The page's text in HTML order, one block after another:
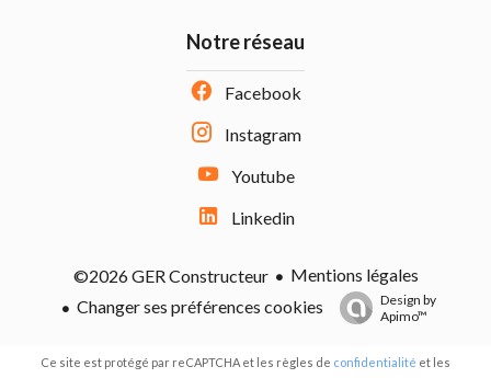
Notre réseau
Facebook
Instagram
Youtube
Linkedin
©2026 GER Constructeur
Mentions légales
Changer ses préférences cookies
Design by
Apimo™
Ce site est protégé par reCAPTCHA et les règles de confidentialité et les